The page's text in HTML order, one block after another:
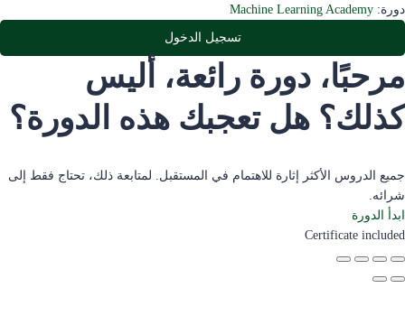
دورة: Machine Learning Academy
تسجيل الدخول
مرحبًا، دورة رائعة، أليس
كذلك؟ هل تعجبك هذه الدورة؟
جميع الدروس الأكثر إثارة للاهتمام في المستقبل. لمتابعة ذلك، تحتاج فقط إلى
شرائه.
ابدأ الدورة
Certificate included